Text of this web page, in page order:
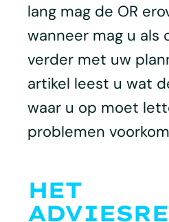
lang mag de OR
wanneer mag u als
verder met uw
artikel leest u wat
waar u op moet
problemen
HET